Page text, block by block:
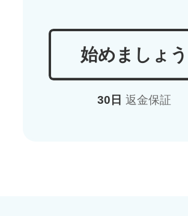
始めましょう
30日 返金保証